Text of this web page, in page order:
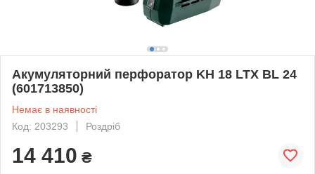
Акумуляторний перфоратор KH 18 LTX BL 24
(601713850)
Немає в наявності
Код: 203293
Роздріб
14 410 ₴